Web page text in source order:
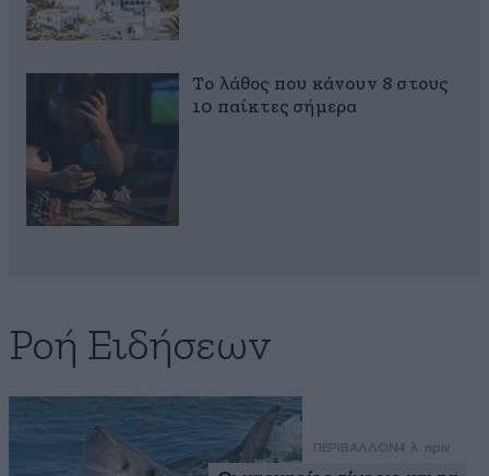
Το λάθος που κάνουν 8 στους
10 παίκτες σήμερα
Ροή Ειδήσεων
ΠΕΡΙΒΑΛΛΟΝ4 λ. πριν